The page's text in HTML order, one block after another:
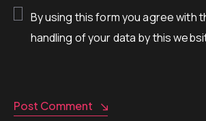
By using this form you agree with
handling of your data by this
Post Comment